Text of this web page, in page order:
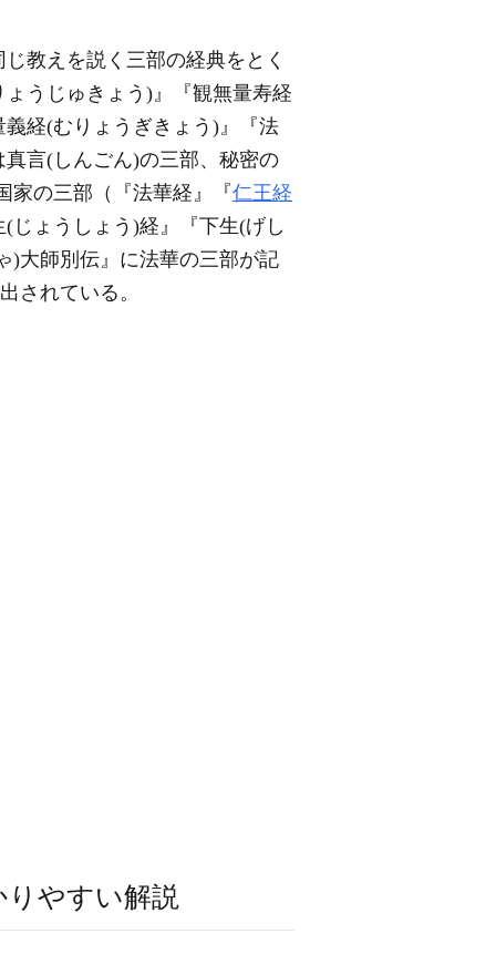
教えを説く三部の経典をとく
うじゅきょう)』『観無量寿経
経(むりょうぎきょう)』『法
言(しんごん)の三部、秘密の
家の三部（『法華経』『仁王経
じょうしょう)経』『下生(げし
)大師別伝』に法華の三部が記
されている。
りやすい解説